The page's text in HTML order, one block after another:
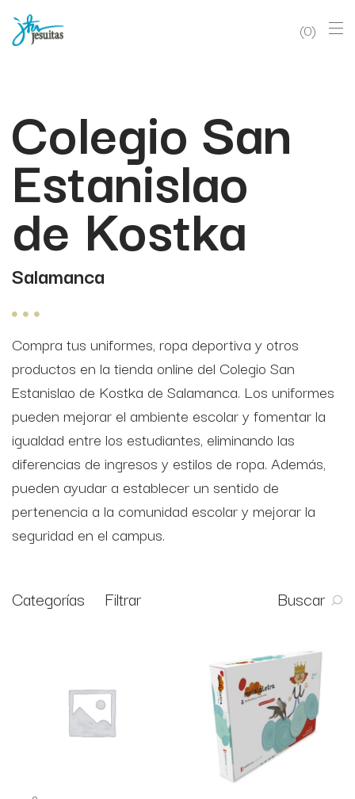
0
Colegio San
Estanislao
de Kostka
Salamanca
Compra tus uniformes, ropa deportiva y otros
productos en la tienda online del Colegio San
Estanislao de Kostka de Salamanca. Los uniformes
pueden mejorar el ambiente escolar y fomentar la
igualdad entre los estudiantes, eliminando las
diferencias de ingresos y estilos de ropa. Además,
pueden ayudar a establecer un sentido de
pertenencia a la comunidad escolar y mejorar la
seguridad en el campus.
Categorías Filtrar Buscar